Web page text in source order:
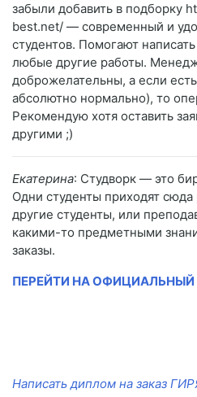
забыли добавить в подборку
best.net/ — современный и
студентов. Помогают
любые другие работы.
доброжелательны, а если
абсолютно нормально), то
Рекомендую хотя оставить
другими ;)
Екатерина: Студворк — это
Одни студенты приходят сюда
другие студенты, или
какими-то предметными
заказы.
ПЕРЕЙТИ НА ОФИЦИАЛЬНЫЙ
Написать диплом на заказ